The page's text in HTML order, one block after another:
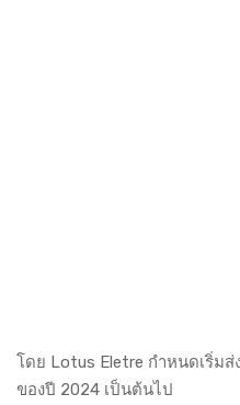
โดย Lotus Eletre กำหนดเริ่ม
ของปี 2024 เป็นต้นไป